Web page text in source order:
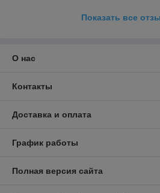
Показать все
О нас
Контакты
Доставка и оплата
График работы
Полная версия сайта